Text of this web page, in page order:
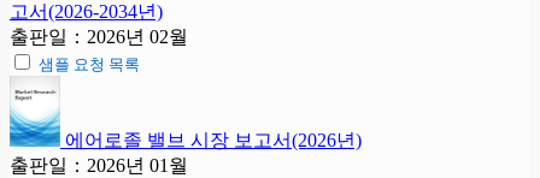
고서(2026-2034년)
출판일：2026년 02월
샘플 요청 목록
에어로졸 밸브 시장 보고서(2026년)
출판일：2026년 01월